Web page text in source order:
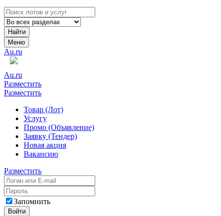
Найти
Меню
Au.ru
Au.ru
Разместить
Разместить
Товар (Лот)
Услугу
Промо (Объявление)
Заявку (Тендер)
Новая акция
Вакансию
Разместить
Запомнить
Войти